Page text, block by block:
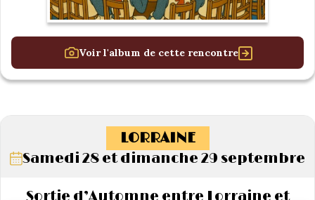
Voir l'album de cette rencontre
LORRAINE
Samedi 28 et dimanche 29 septembre
Sortie d’Automne entre Lorraine et